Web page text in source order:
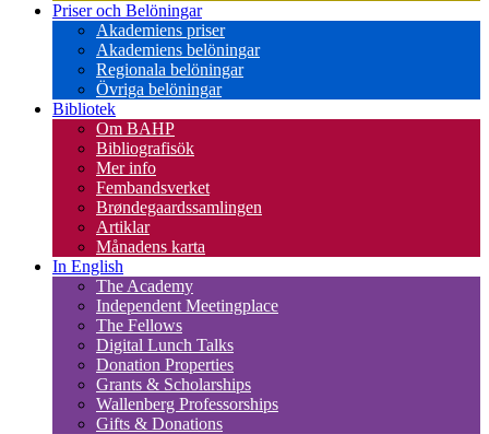
Priser och Belöningar
Akademiens priser
Akademiens belöningar
Regionala belöningar
Övriga belöningar
Bibliotek
Om BAHP
Bibliografisök
Mer info
Fembandsverket
Brøndegaardssamlingen
Artiklar
Månadens karta
In English
The Academy
Independent Meetingplace
The Fellows
Digital Lunch Talks
Donation Properties
Grants & Scholarships
Wallenberg Professorships
Gifts & Donations